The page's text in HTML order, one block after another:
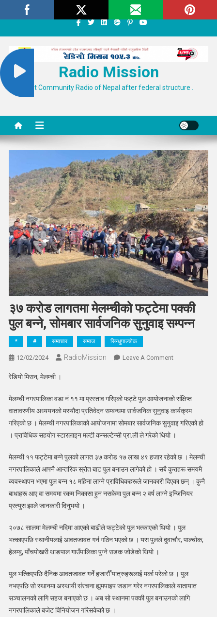
Thursday, August 06, 2026 About
Radio Mission
First Community Radio of Nepal after federal structure .
३७ करोड लागतमा मेलम्चीको फट्टेमा पक्की
पुल बन्ने, सोमबार सार्वजनिक सुनुवाइ सम्पन्न
* # समाचार समाज सिन्धुपाल्चोक
12/02/2024 RadioMission Leave A CommentOn
मेलम्चीको
फट्टेमा
पक्की
पुल
सोमबार
सार्वजनिक
सुनुवाइ
सम्पन्न
रेडियो मिसन, मेलम्ची ।
मेलम्ची नगरपालिका वडा नं ११ मा प्रस्ताव गरिएको फट्टे पुल आयोजनाको संक्षिप्त
वातावरणीय अध्ययनको मस्यौदा प्रतिवेदन सम्बन्धमा सार्वजनिक सुनुवाइ कार्यक्रम
गरिएको छ । मेलम्ची नगरपालिकाको आयोजनामा सोमबार सार्वजनिक सुनुवाइ गरिएको हो
। प्राविधिक सहयोग स्टारलाइन मल्टी कन्सल्टेन्सी प्रा.ली ले गरेको थियो ।
मेलम्ची ११ फट्टेमा बन्ने पुलको लागत ३७ करोड १७ लाख ४९ हजार रहेको छ । मेलम्ची
नगरपालिकाले आफ्नै आन्तरिक स्रोत बाट पुल बनाउन लागेको हो । सबै कुराहरू समयमै
व्यवस्थापन भएमा पुल बन्न १८ महिना लाग्ने प्राविधिकहरूले जानकारी दिएका छन् । कुनै
बाधाहरू आए वा समयमा रकम निकासा हुन नसकेमा पुल बन्न २ वर्ष लाग्ने इन्जिनियर
प्रत्युस झाले जानकारी दिनुभयो ।
२०७८ सालमा मेलम्ची नदिमा आएको बाढीले फट्टेको पुल भत्काएको थियो । पुल
भत्काएपछि स्थानीयलाई आवतजावत गर्न गठिन भएको छ । यस पुलले दुवाचौर, पाल्चोक,
हेलम्बु, पाँचपोखरी थाङपाल गाउँपालिका पुग्ने सडक जोडेको थियो ।
पुल भत्किएपछि दैनिक आवतजावत गर्ने हजारौँ यात्रुहरूलाई मर्का परेको छ । पुल
नभएपछि सो स्थानमा अस्थायी संरचना ह्युमपाइप जडान गरेर नगरपालिकाले यातायात
सञ्चालनको लागि सहज बनाएको छ । अब सो स्थानमा पक्की पुल बनाउनको लागि
नगरपालिकाले बजेट विनियोजन गरिसकेको छ ।